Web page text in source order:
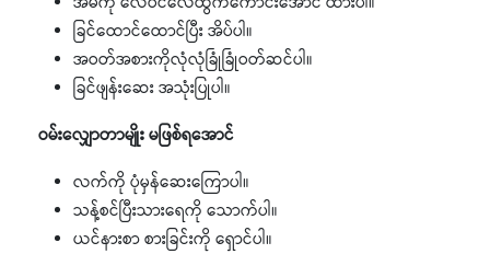
ခြင်ထောင်ထောင်ပြီး အိပ်ပါ။
အဝတ်အစားကိုလုံလုံခြုံခြုံဝတ်ဆင်ပါ။
ခြင်ဖျန်းဆေး အသုံးပြုပါ။
ဝမ်းလျှောတာမျိုး မဖြစ်ရအောင်
လက်ကို ပုံမှန်ဆေးကြောပါ။
သန့်စင်ပြီးသားရေကို သောက်ပါ။
ယင်နားစာ စားခြင်းကို ရှောင်ပါ။